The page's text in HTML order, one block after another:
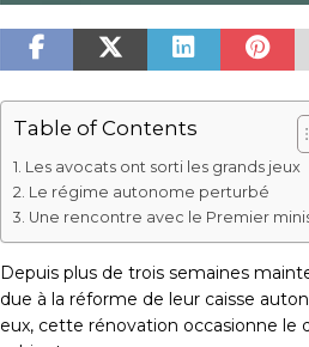
Table of Contents
Les avocats ont sorti les grands jeux
Le régime autonome perturbé
Une rencontre avec le Premier
Depuis plus de trois semaines
due à la réforme de leur caisse
eux, cette rénovation occasionne